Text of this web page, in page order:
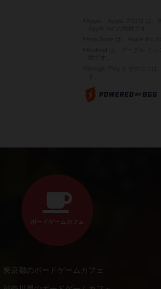
ボードゲームカフェ
東京都のボードゲームカフェ